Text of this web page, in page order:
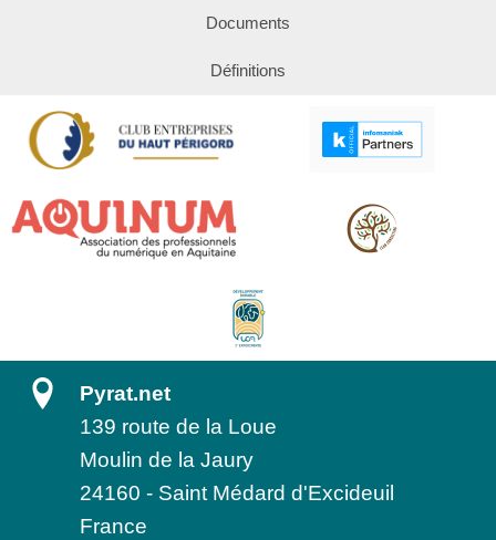
Documents
Définitions
Pyrat.net
139 route de la Loue
Moulin de la Jaury
24160 - Saint Médard d'Excideuil
France